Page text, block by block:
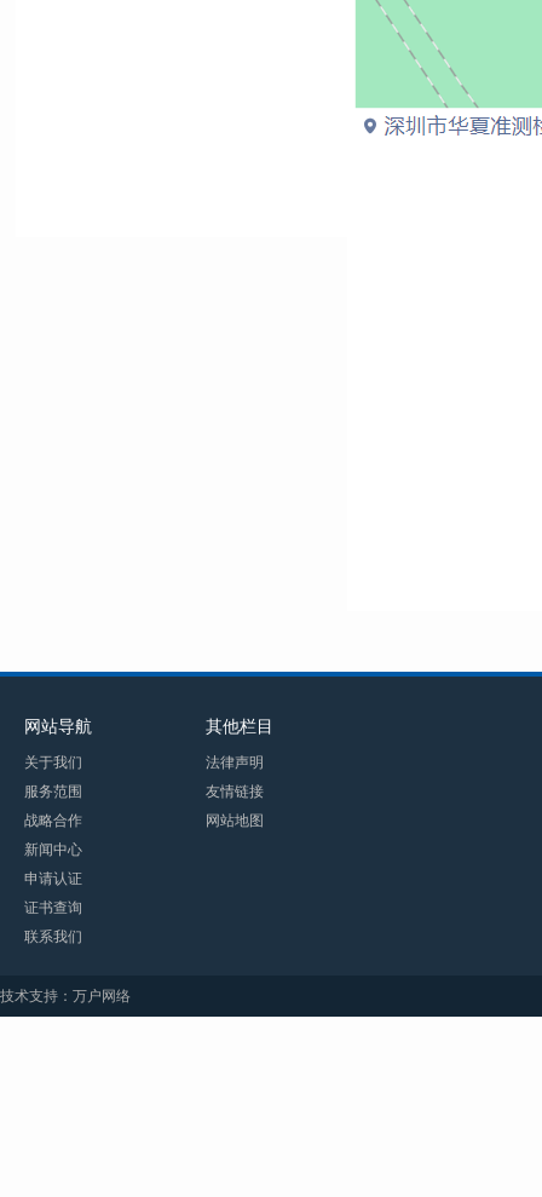
网站导航
关于我们
服务范围
战略合作
新闻中心
申请认证
证书查询
联系我们
其他栏目
法律声明
友情链接
网站地图
技术支持：万户网络